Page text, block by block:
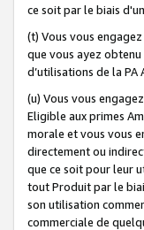
ce soit par le biais
(t) Vous vous
que vous ayez
d’utilisations de la PA
(u) Vous vous
Eligible aux primes
morale et vous vous
directement ou
que ce soit pour leur
tout Produit par le
son utilisation
commerciale de